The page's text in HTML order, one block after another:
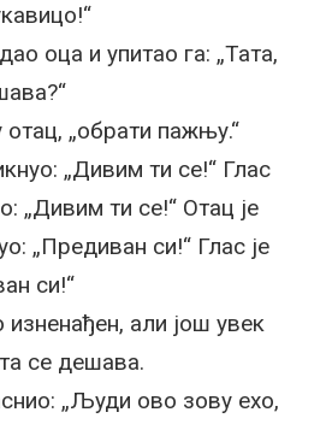
оца и упитао га: „Тата,
отац, „обрати пажњу.“
„Дивим ти се!“ Глас
„Дивим ти се!“ Отац је
„Предиван си!“ Глас је
си!“
изненађен, али још увек
се дешава.
„Људи ово зову ехо,